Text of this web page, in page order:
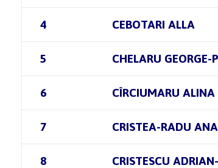
4 CEBOTARI ALLA
5 CHELARU GEORGE-
6 CÎRCIUMARU ALINA
7 CRISTEA-RADU
8 CRISTESCU